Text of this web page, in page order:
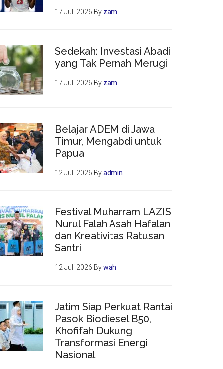
17 Juli 2026 By zam
Sedekah: Investasi Abadi
yang Tak Pernah Merugi
17 Juli 2026 By zam
Belajar ADEM di Jawa
Timur, Mengabdi untuk
Papua
12 Juli 2026 Byadmin
Festival Muharram LAZIS
Nurul Falah Asah Hafalan
dan Kreativitas Ratusan
Santri
12 Juli 2026 Bywah
Jatim Siap Perkuat Rantai
Pasok Biodiesel B50,
Khofifah Dukung
Transformasi Energi
Nasional